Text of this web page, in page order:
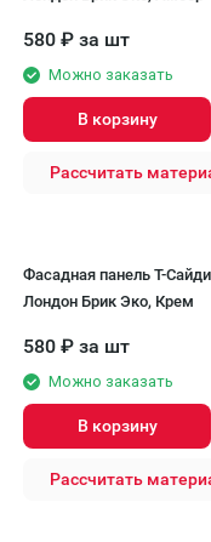
580 ₽ за шт
Можно заказать
В корзину
Рассчитать
Фасадная панель T-
Лондон Брик Эко, Крем
580 ₽ за шт
Можно заказать
В корзину
Рассчитать